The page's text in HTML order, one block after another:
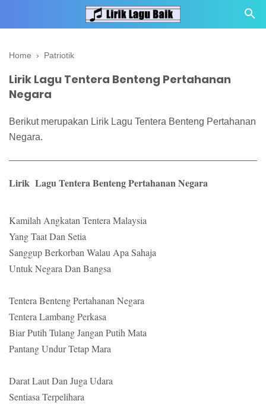
Home › Patriotik
Lirik Lagu Tentera Benteng Pertahanan
Negara
Berikut merupakan Lirik Lagu Tentera Benteng Pertahanan
Negara.
Lirik Lagu Tentera Benteng Pertahanan Negara
Kamilah Angkatan Tentera Malaysia
Yang Taat Dan Setia
Sanggup Berkorban Walau Apa Sahaja
Untuk Negara Dan Bangsa
Tentera Benteng Pertahanan Negara
Tentera Lambang Perkasa
Biar Putih Tulang Jangan Putih Mata
Pantang Undur Tetap Mara
Darat Laut Dan Juga Udara
Sentiasa Terpelihara